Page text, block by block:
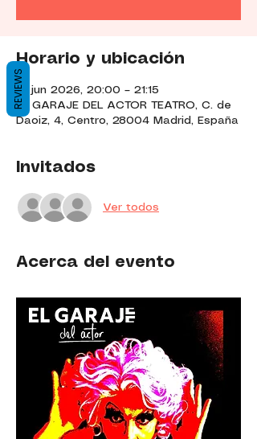
Horario y ubicación
13 jun 2026, 20:00 – 21:15
EL GARAJE DEL ACTOR TEATRO, C. de
Daoiz, 4, Centro, 28004 Madrid, España
Invitados
Ver todos
Acerca del evento
REVIEWS